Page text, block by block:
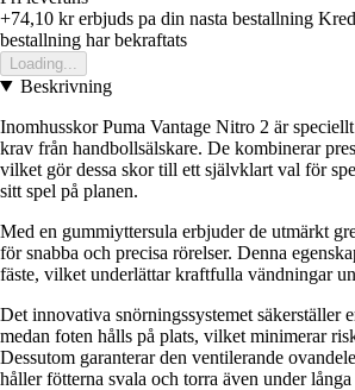
+74,10 krerbjuds pa din nasta bestallning
bestallning har bekraftats
Loading...
Beskrivning
Inomhusskor Puma Vantage Nitro 2 är
krav från handbollsälskare. De kombinerar
vilket gör dessa skor till ett självklart val för
sitt spel på planen.
Med en gummiyttersula erbjuder de utmärkt
för snabba och precisa rörelser. Denna
fäste, vilket underlättar kraftfulla vändningar
Det innovativa snörningssystemet säkerställer
medan foten hålls på plats, vilket minimerar
Dessutom garanterar den ventilerande
håller fötterna svala och torra även under långa